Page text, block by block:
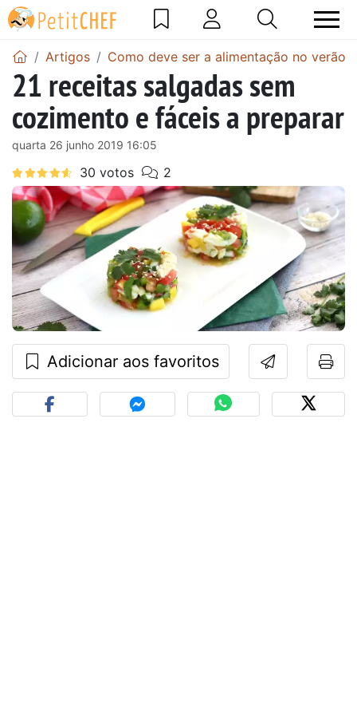
Artigos Como deve ser a alimentação no verão?
21 receitas salgadas sem
cozimento e fáceis a preparar
quarta 26 junho 2019 16:05
Adicionar aos favoritos